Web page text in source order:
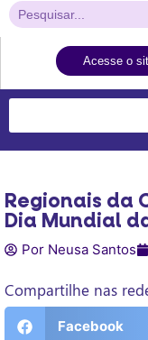
Acesse o
Regionais da
Dia Mundial
Por Neusa Santos
Compartilhe nas
Facebook